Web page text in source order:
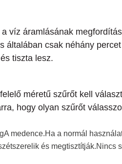
víz áramlásának
csak néhány
tiszta lesz.
méretű szűrőt kell
hogy olyan szűrőt
medence.Ha a normál
és megtisztítják.Nincs